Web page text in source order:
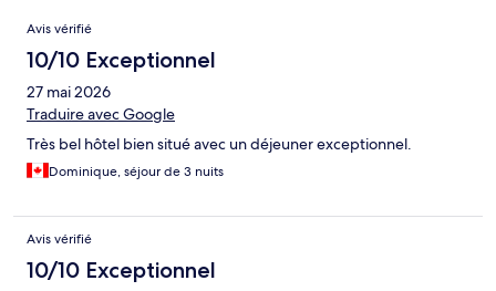
Avis
Avis vérifié
10/10 Exceptionnel
27 mai 2026
Traduire avec Google
Très bel hôtel bien situé avec un déjeuner exceptionnel.
Dominique, séjour de 3 nuits
Avis vérifié
10/10 Exceptionnel